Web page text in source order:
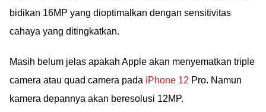
bidikan 16MP yang dioptimalkan dengan sensitivitas
cahaya yang ditingkatkan.
Masih belum jelas apakah Apple akan menyematkan triple
camera atau quad camera pada iPhone 12 Pro. Namun
kamera depannya akan beresolusi 12MP.